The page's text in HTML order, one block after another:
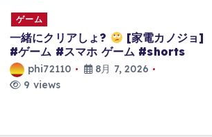
ゲーム
一緒にクリアしょ?
[家電カノジョ]
#ゲーム #スマホ ゲーム #shorts
phi72110
8月 7, 2026
9 views